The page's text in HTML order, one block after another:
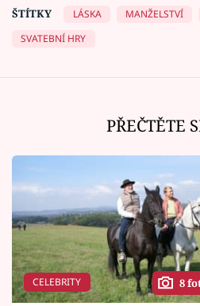
ŠTÍTKY
LÁSKA MANŽELSTVÍ
SVATEBNÍ HRY
PŘEČTĚTE
CELEBRITY 8